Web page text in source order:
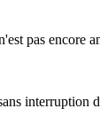
pas encore
interruption